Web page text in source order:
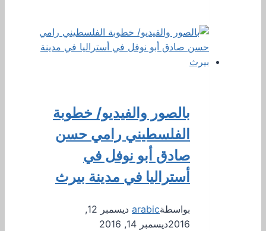
بالصور والفيديو/ خطوبة
الفلسطيني رامي حسن
صادق أبو نوفل في
أستراليا في مدينة بيرث
بواسطةarabic
ديسمبر 12,
2016ديسمبر 14, 2016